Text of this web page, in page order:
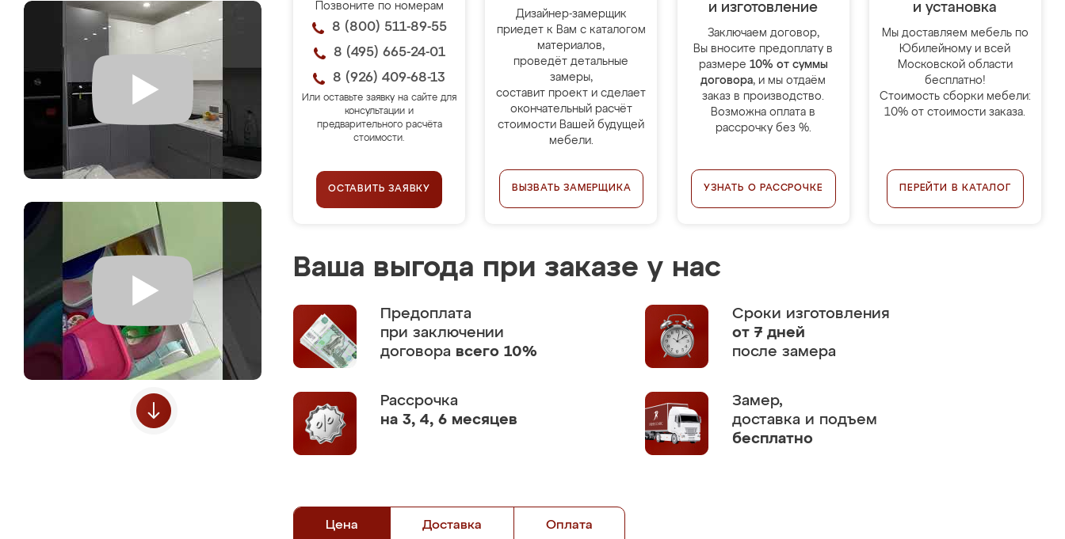
Позвоните по номерам
8 (800) 511-89-55
8 (495) 665-24-01
8 (926) 409-68-13
Или оставьте заявку на сайте для
консультации и
предварительного расчёта
стоимости.
ОСТАВИТЬ ЗАЯВКУ
Дизайнер-замерщик
приедет к Вам с каталогом
материалов,
проведёт детальные
замеры,
составит проект и сделает
окончательный расчёт
стоимости Вашей будущей
мебели.
ВЫЗВАТЬ ЗАМЕРЩИКА
и изготовление
Заключаем договор,
Вы вносите предоплату в
размере 10% от суммы
договора, и мы отдаём
заказ в производство.
Возможна оплата в
рассрочку без %.
УЗНАТЬ О РАССРОЧКЕ
и установка
Мы доставляем мебель по
Юбилейному и всей
Московской области
бесплатно!
Стоимость сборки мебели:
10% от стоимости заказа.
ПЕРЕЙТИ В КАТАЛОГ
Ваша выгода при заказе у нас
Предоплата
при заключении
договора всего 10%
Сроки изготовления
от 7 дней
после замера
Рассрочка
на 3, 4, 6 месяцев
Замер,
доставка и подъем
бесплатно
Цена Доставка Оплата